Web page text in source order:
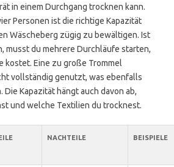
in einem Durchgang trocknen kann.
Personen ist die richtige Kapazität
Wäscheberg zügig zu bewältigen. Ist
musst du mehrere Durchläufe starten,
kostet. Eine zu große Trommel
vollständig genutzt, was ebenfalls
Kapazität hängt auch davon ab,
und welche Textilien du trocknest.
NACHTEILE BEISPIELE